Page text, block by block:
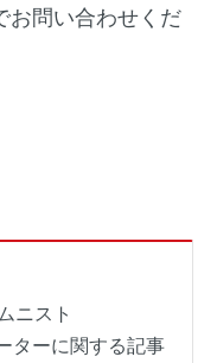
お問い合わせくだ
ニスト
ターに関する記事